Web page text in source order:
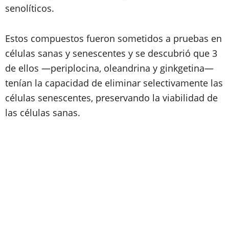
senolíticos.
Estos compuestos fueron sometidos a pruebas en
células sanas y senescentes y se descubrió que 3
de ellos —periplocina, oleandrina y ginkgetina—
tenían la capacidad de eliminar selectivamente las
células senescentes, preservando la viabilidad de
las células sanas.